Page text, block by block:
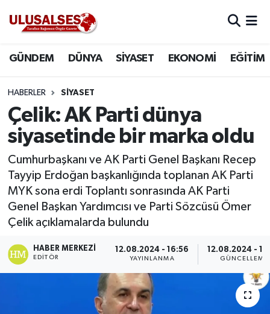
GÜNDEM DÜNYA SİYASET EKONOMİ EĞİTİM
HABERLER SİYASET
Çelik: AK Parti dünya
siyasetinde bir marka oldu
Cumhurbaşkanı ve AK Parti Genel Başkanı Recep
Tayyip Erdoğan başkanlığında toplanan AK Parti
MYK sona erdi Toplantı sonrasında AK Parti
Genel Başkan Yardımcısı ve Parti Sözcüsü Ömer
Çelik açıklamalarda bulundu
HABER MERKEZI
EDITÖR
12.08.2024 - 16:56
YAYINLANMA
12.08.2024 -
GÜNCELLEME
DÜNYA
SİYASET
EKONOMİ
EĞİTİM
MAGAZİN
SPOR
Trafik Durumu
Süper Lig Puan Durumu ve Fikstür
Tüm Manşetler
Son Dakika Haberleri